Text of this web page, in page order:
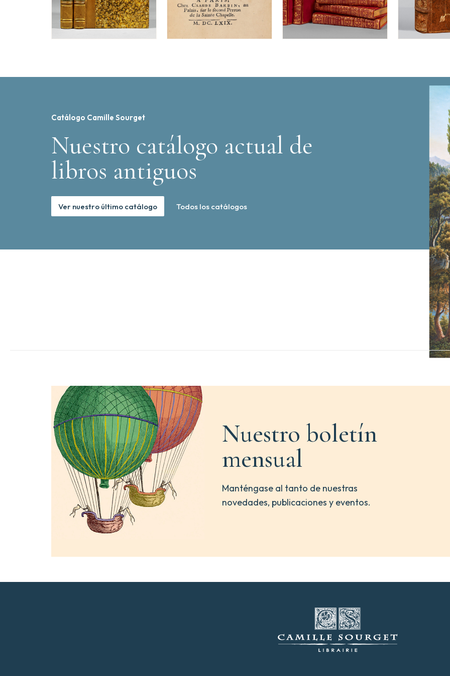
Catálogo Camille Sourget
Nuestro catálogo actual de
libros antiguos
Ver nuestro último catálogo Todos los catálogos
Nuestro boletín
mensual
Manténgase al tanto de nuestras
novedades, publicaciones y eventos.